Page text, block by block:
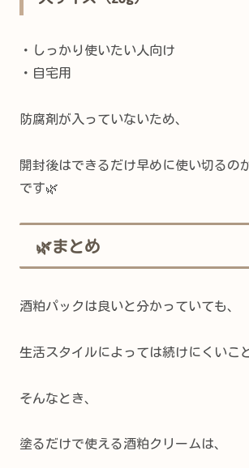
・しっかり使いたい人向け
・自宅用
防腐剤が入っていないため、
開封後はできるだけ早めに使い切るの
です🌿
🌿まとめ
酒粕パックは良いと分かっていても、
生活スタイルによっては続けにくいこ
そんなとき、
塗るだけで使える酒粕クリームは、